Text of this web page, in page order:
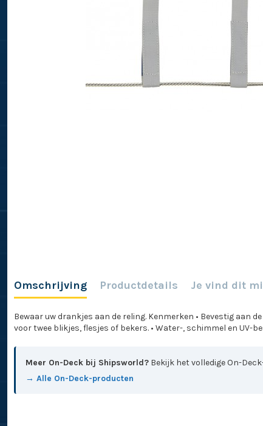
Omschrijving Productdetails Je vind dit
Bewaar uw drankjes aan de reling. Kenmerken • Bevestig aan
voor twee blikjes, flesjes of bekers. • Water-, schimmel en UV-
Meer On-Deck bij Shipsworld? Bekijk het volledige On-
→ Alle On-Deck-producten